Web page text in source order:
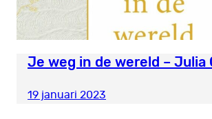
Je weg in de wereld – Julia
19 januari 2023